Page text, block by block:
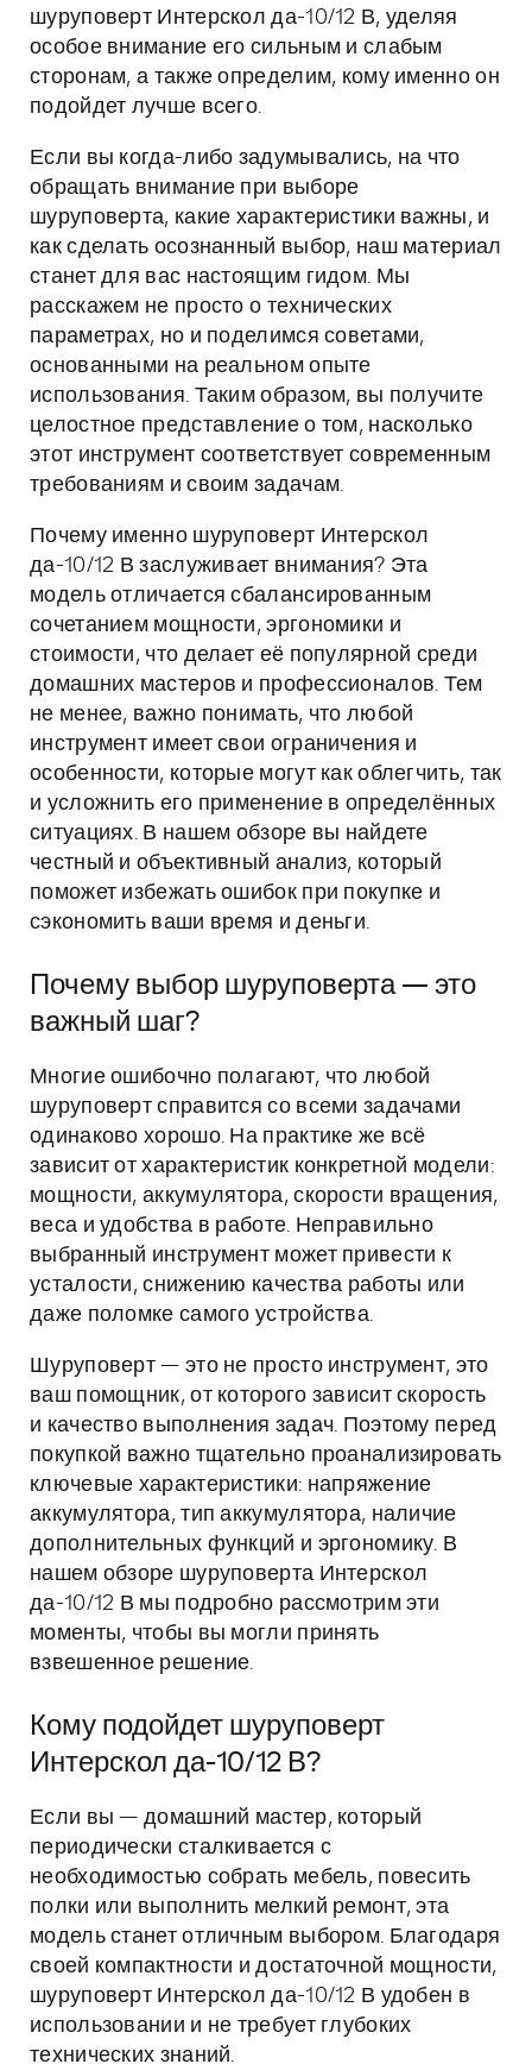
шуруповерт Интерскол да-10/12 В, уделяя
особое внимание его сильным и слабым
сторонам, а также определим, кому именно он
подойдет лучше всего.
Если вы когда-либо задумывались, на что
обращать внимание при выборе
шуруповерта, какие характеристики важны, и
как сделать осознанный выбор, наш материал
станет для вас настоящим гидом. Мы
расскажем не просто о технических
параметрах, но и поделимся советами,
основанными на реальном опыте
использования. Таким образом, вы получите
целостное представление о том, насколько
этот инструмент соответствует современным
требованиям и своим задачам.
Почему именно шуруповерт Интерскол
да-10/12 В заслуживает внимания? Эта
модель отличается сбалансированным
сочетанием мощности, эргономики и
стоимости, что делает её популярной среди
домашних мастеров и профессионалов. Тем
не менее, важно понимать, что любой
инструмент имеет свои ограничения и
особенности, которые могут как облегчить, так
и усложнить его применение в определённых
ситуациях. В нашем обзоре вы найдете
честный и объективный анализ, который
поможет избежать ошибок при покупке и
сэкономить ваши время и деньги.
Почему выбор шуруповерта — это
важный шаг?
Многие ошибочно полагают, что любой
шуруповерт справится со всеми задачами
одинаково хорошо. На практике же всё
зависит от характеристик конкретной модели:
мощности, аккумулятора, скорости вращения,
веса и удобства в работе. Неправильно
выбранный инструмент может привести к
усталости, снижению качества работы или
даже поломке самого устройства.
Шуруповерт — это не просто инструмент, это
ваш помощник, от которого зависит скорость
и качество выполнения задач. Поэтому перед
покупкой важно тщательно проанализировать
ключевые характеристики: напряжение
аккумулятора, тип аккумулятора, наличие
дополнительных функций и эргономику. В
нашем обзоре шуруповерта Интерскол
да-10/12 В мы подробно рассмотрим эти
моменты, чтобы вы могли принять
взвешенное решение.
Кому подойдет шуруповерт
Интерскол да-10/12 В?
Если вы — домашний мастер, который
периодически сталкивается с
необходимостью собрать мебель, повесить
полки или выполнить мелкий ремонт, эта
модель станет отличным выбором. Благодаря
своей компактности и достаточной мощности,
шуруповерт Интерскол да-10/12 В удобен в
использовании и не требует глубоких
технических знаний.